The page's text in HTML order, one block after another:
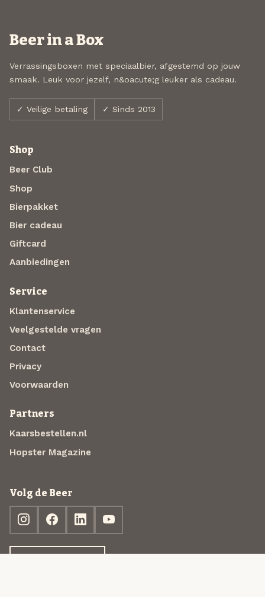
Beer in a Box
Verrassingsboxen met speciaalbier, afgestemd op jouw
smaak. Leuk voor jezelf, n&oacute;g leuker als cadeau.
✓ Veilige betaling ✓ Sinds 2013
Shop
Beer Club
Shop
Bierpakket
Bier cadeau
Giftcard
Aanbiedingen
Service
Klantenservice
Veelgestelde vragen
Contact
Privacy
Voorwaarden
Partners
Kaarsbestellen.nl
Hopster Magazine
Volg de Beer